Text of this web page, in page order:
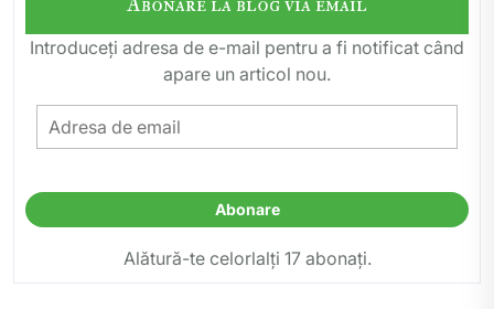
Introduceți adresa de e-mail pentru a fi notificat când
apare un articol nou.
Adresa
de
Abonare
Alătură-te celorlalți 17 abonați.